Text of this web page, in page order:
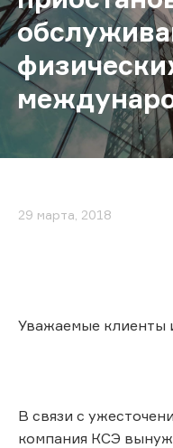
29 марта, 2018
Уважаемые клиенты
В связи с
компания КСЭ